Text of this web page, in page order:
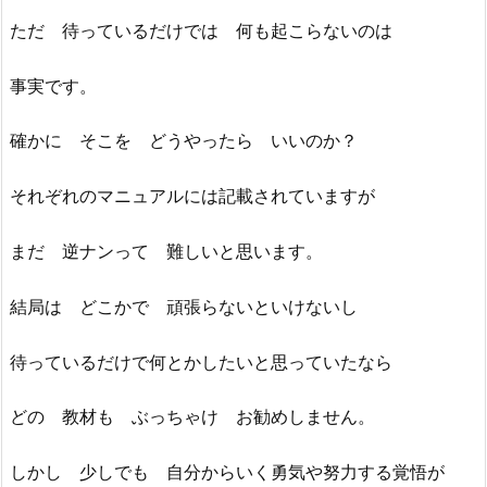
ただ 待っているだけでは 何も起こらないのは
事実です。
確かに そこを どうやったら いいのか？
それぞれのマニュアルには記載されていますが
まだ 逆ナンって 難しいと思います。
結局は どこかで 頑張らないといけないし
待っているだけで何とかしたいと思っていたなら
どの 教材も ぶっちゃけ お勧めしません。
しかし 少しでも 自分からいく勇気や努力する覚悟が